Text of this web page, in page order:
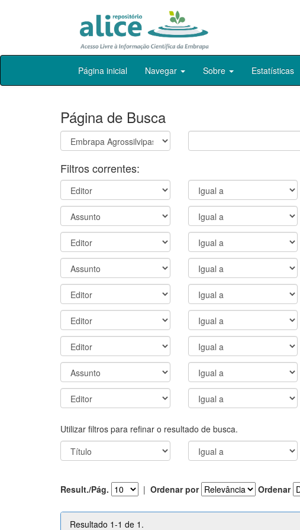
Skip
Página inicial Navegar Sobre Estatísticas
Página de Busca
Filtros correntes:
Utilizar filtros para refinar o resultado de busca.
Result./Pág. | Ordenar por Ordenar
Resultado 1-1 de 1.